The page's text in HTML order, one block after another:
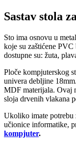
Sastav stola
Sto ima osnovu u
koje su zaštićene
dostupne su: žuta,
Ploče kompjuterskog
univera debljine
MDF materijala. Ovaj
sloja drvenih vlakana
Ukoliko imate potrebu
učionice informatike,
kompjuter.